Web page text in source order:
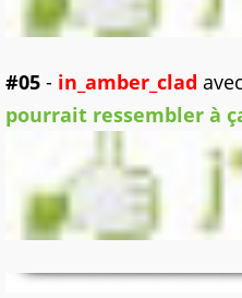
#05 - in_amber_clad
pourrait ressembler à